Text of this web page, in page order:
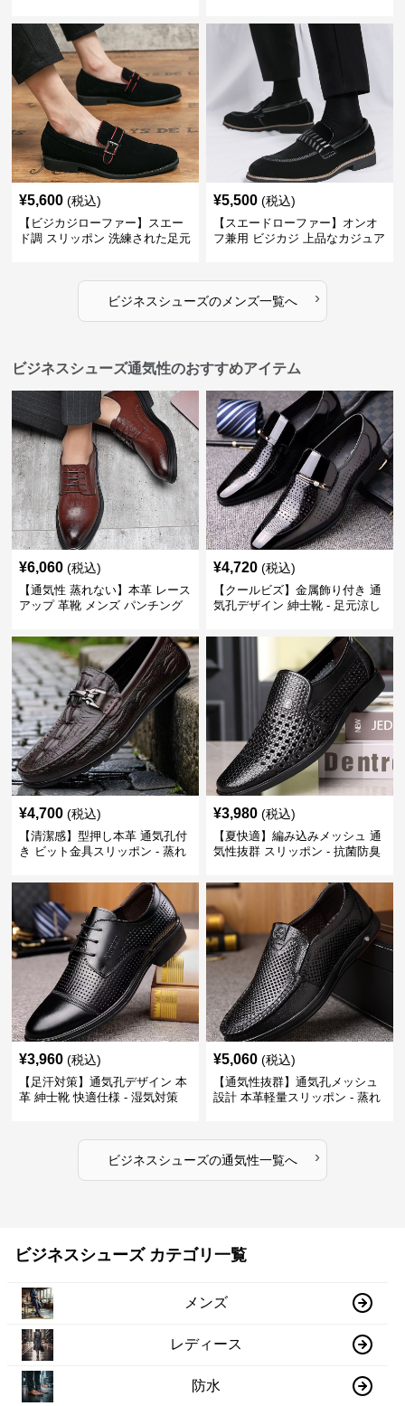
供
表現
¥5,600 (税込)
【ビジカジローファー】スエー
ド調 スリッポン 洗練された足元
¥5,500 (税込)
【スエードローファー】オンオ
フ兼用 ビジカジ 上品なカジュア
ビジネスシューズのメンズ一覧へ ›
ビジネスシューズ通気性のおすすめアイテム
¥6,060 (税込)
【通気性 蒸れない】本革 レース
アップ 革靴 メンズ パンチング
い 営業
¥4,720 (税込)
【クールビズ】金属飾り付き 通
気孔デザイン 紳士靴 - 足元涼し
¥4,700 (税込)
【清潔感】型押し本革 通気孔付
き ビット金具スリッポン - 蒸れ
¥3,980 (税込)
【夏快適】編み込みメッシュ 通
気性抜群 スリッポン - 抗菌防臭
¥3,960 (税込)
【足汗対策】通気孔デザイン 本
革 紳士靴 快適仕様 - 湿気対策
¥5,060 (税込)
【通気性抜群】通気孔メッシュ
設計 本革軽量スリッポン - 蒸れ
ビジネスシューズの通気性一覧へ ›
ビジネスシューズ カテゴリ一覧
メンズ
レディース
防水